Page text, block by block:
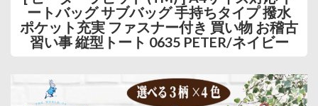
ートバッグ サブバッグ 手持ちタイプ 撥水
ポケット充実 ファスナー付き 買い物 お稽古
習い事 縦型トート 0635 PETER/ネイビー